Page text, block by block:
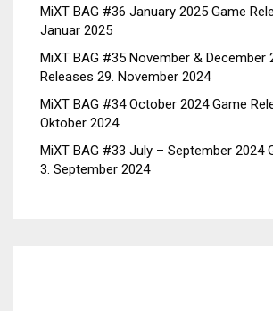
MiXT BAG #36 January 2025 Game
Januar 2025
MiXT BAG #35 November & December
Releases 29. November 2024
MiXT BAG #34 October 2024 Game
Oktober 2024
MiXT BAG #33 July – September 2024
3. September 2024